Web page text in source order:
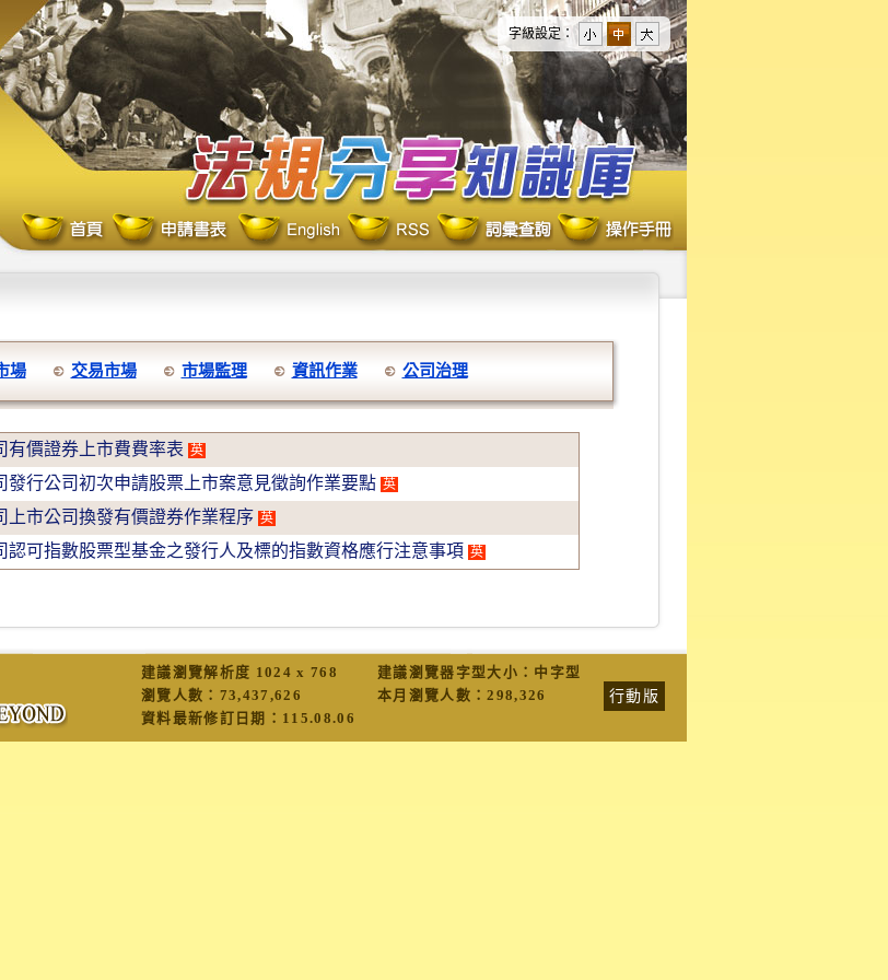
字級設定：
場 交易市場 市場監理 資訊作業 公司治理
有價證券上市費費率表 英
發行公司初次申請股票上市案意見徵詢作業要點 英
上市公司換發有價證券作業程序 英
認可指數股票型基金之發行人及標的指數資格應行注意事項 英
建議瀏覽解析度 1024 x 768 建議瀏覽器字型大小：中字型
行動版
瀏覽人數： 73,437,626 本月瀏覽人數：298,326
資料最新修訂日期： 115.08.06